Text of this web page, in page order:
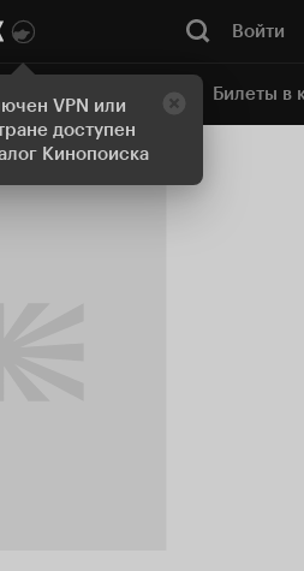
VPN или
доступен
Кинопоиска
Войти
Онлайн-кинотеатр Билеты в